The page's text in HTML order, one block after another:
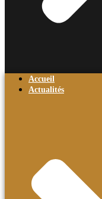
Accueil
Actualités